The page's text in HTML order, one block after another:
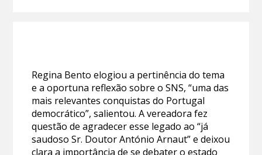
Regina Bento elogiou a pertinência do tema
e a oportuna reflexão sobre o SNS, “uma das
mais relevantes conquistas do Portugal
democrático”, salientou. A vereadora fez
questão de agradecer esse legado ao “já
saudoso Sr. Doutor António Arnaut” e deixou
clara a importância de se debater o estado